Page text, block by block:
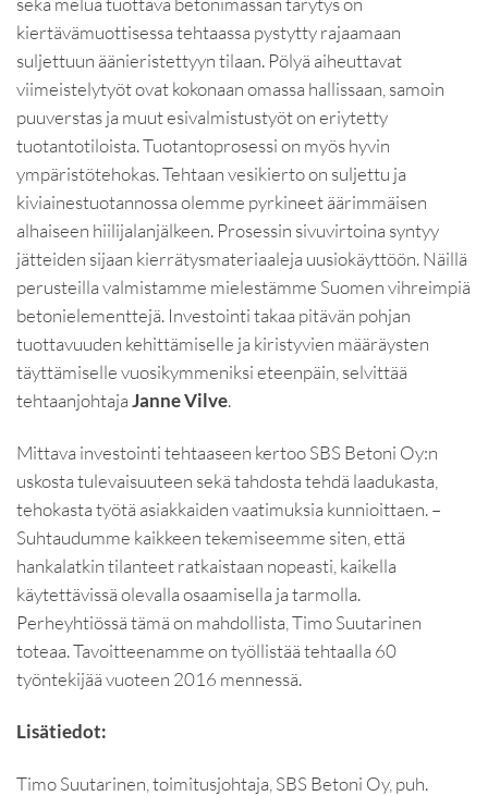
kiertävämuottisessa tehtaassa pystytty rajaamaan
suljettuun äänieristettyyn tilaan. Pölyä aiheuttavat
viimeistelytyöt ovat kokonaan omassa hallissaan, samoin
puuverstas ja muut esivalmistustyöt on eriytetty
tuotantotiloista. Tuotantoprosessi on myös hyvin
ympäristötehokas. Tehtaan vesikierto on suljettu ja
kiviainestuotannossa olemme pyrkineet äärimmäisen
alhaiseen hiilijalanjälkeen. Prosessin sivuvirtoina syntyy
jätteiden sijaan kierrätysmateriaaleja uusiokäyttöön. Näillä
perusteilla valmistamme mielestämme Suomen vihreimpiä
betonielementtejä. Investointi takaa pitävän pohjan
tuottavuuden kehittämiselle ja kiristyvien määräysten
täyttämiselle vuosikymmeniksi eteenpäin, selvittää
tehtaanjohtajaJanne Vilve.
Mittava investointi tehtaaseen kertoo SBS Betoni Oy:n
uskosta tulevaisuuteen sekä tahdosta tehdä laadukasta,
tehokasta työtä asiakkaiden vaatimuksia kunnioittaen. –
Suhtaudumme kaikkeen tekemiseemme siten, että
hankalatkin tilanteet ratkaistaan nopeasti, kaikella
käytettävissä olevalla osaamisella ja tarmolla.
Perheyhtiössä tämä on mahdollista, Timo Suutarinen
toteaa. Tavoitteenamme on työllistää tehtaalla 60
työntekijää vuoteen 2016 mennessä.
Lisätiedot:
Timo Suutarinen, toimitusjohtaja, SBS Betoni Oy, puh.